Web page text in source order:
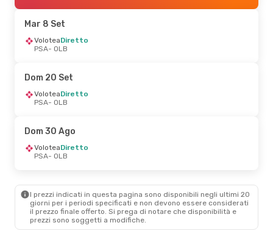
OLB- PSA
Dom 13 Set- Gio 17 Set
VoloteaDiretto
OLB- PSA
VoloteaDiretto
PSA- OLB
VoloteaDiretto
OLB
- PSA
Gio 1 Ott- Dom 4 Ott
Volotea Diretto
PSA- OLB
Volotea Diretto
OLB- PSA
Mar 8 Set
VoloteaDiretto
PSA- OLB
Dom 20 Set
VoloteaDiretto
PSA- OLB
Dom 30 Ago
VoloteaDiretto
PSA- OLB
I prezzi indicati in questa pagina sono disponibili negli ultimi 20
giorni per i periodi specificati e non devono essere considerati
il ​​prezzo finale offerto. Si prega di notare che disponibilità e
prezzi sono soggetti a modifiche.